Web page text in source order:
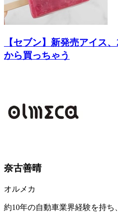
【セブン】新発売アイス
から買っちゃう
奈古善晴
オルメカ
約10年の自動車業界経験を持